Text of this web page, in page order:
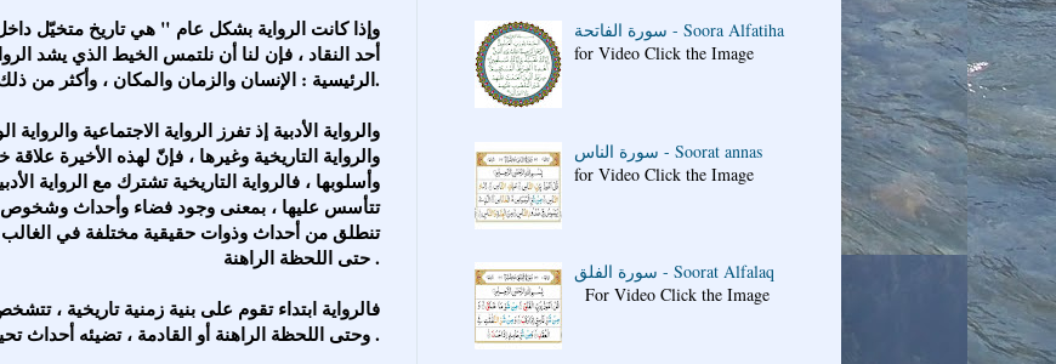
أحد النقاد ، فإن لنا أن نلتمس الخيط الذي يشد
الرئيسية : الإنسان والزمان والمكان ، وأكثر من ذلك اشتراكهما بالقصّة أو الطابع القصصي.
والرواية التاريخية وغيرها ، فإنّ لهذه الأخيرة
وأسلوبها ، فالرواية التاريخية تشترك مع الرواية
تتأسس عليها ، بمعنى وجود فضاء وأحداث وشخوص
تنطلق من أحداث وذوات حقيقية مختلفة في الغالب
حتى اللحظة الراهنة .
وحتى اللحظة الراهنة أو القادمة ، تضيئه أحداث تحييها شخصيّات إنسانية فنيّة ، حيّة وكاملة .
سورة الفاتحة - Soora Alfatiha
for Video Click the Image
سورة الناس - Soorat annas
for Video Click the Image
سورة الفلق - Soorat Alfalaq
For Video Click the Image